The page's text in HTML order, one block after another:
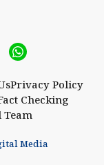
Privacy Policy
Checking
Media